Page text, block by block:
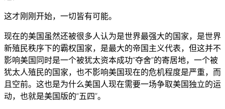
这才刚刚开始，一切皆有可能。
现在的美国虽然还被很多人认为是世界最强大的国家，是世界
新殖民秩序下的霸权国家，是最大的帝国主义代表，但这并不
影响美国同时是一个被犹太资本成功“夺舍”的寄居地，一个被
犹太人殖民的国家，也不影响美国现在的危机程度是严重，而
且空前。这也是为什么美国人现在需要一场争取美国独立的运
动，也就是美国版的“五四”。